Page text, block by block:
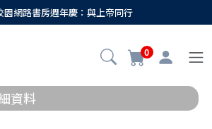
園網路書房週年慶：與上帝同行
0
資料